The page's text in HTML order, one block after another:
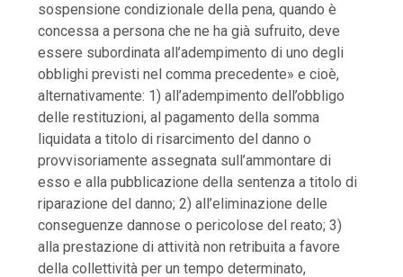
sospensione condizionale della pena, quando è
concessa a persona che ne ha già sufruito, deve
essere subordinata all’adempimento di uno degli
obblighi previsti nel comma precedente» e cioè,
alternativamente: 1) all’adempimento dell’obbligo
delle restituzioni, al pagamento della somma
liquidata a titolo di risarcimento del danno o
provvisoriamente assegnata sull’ammontare di
esso e alla pubblicazione della sentenza a titolo di
riparazione del danno; 2) all’eliminazione delle
conseguenze dannose o pericolose del reato; 3)
alla prestazione di attività non retribuita a favore
della collettività per un tempo determinato,